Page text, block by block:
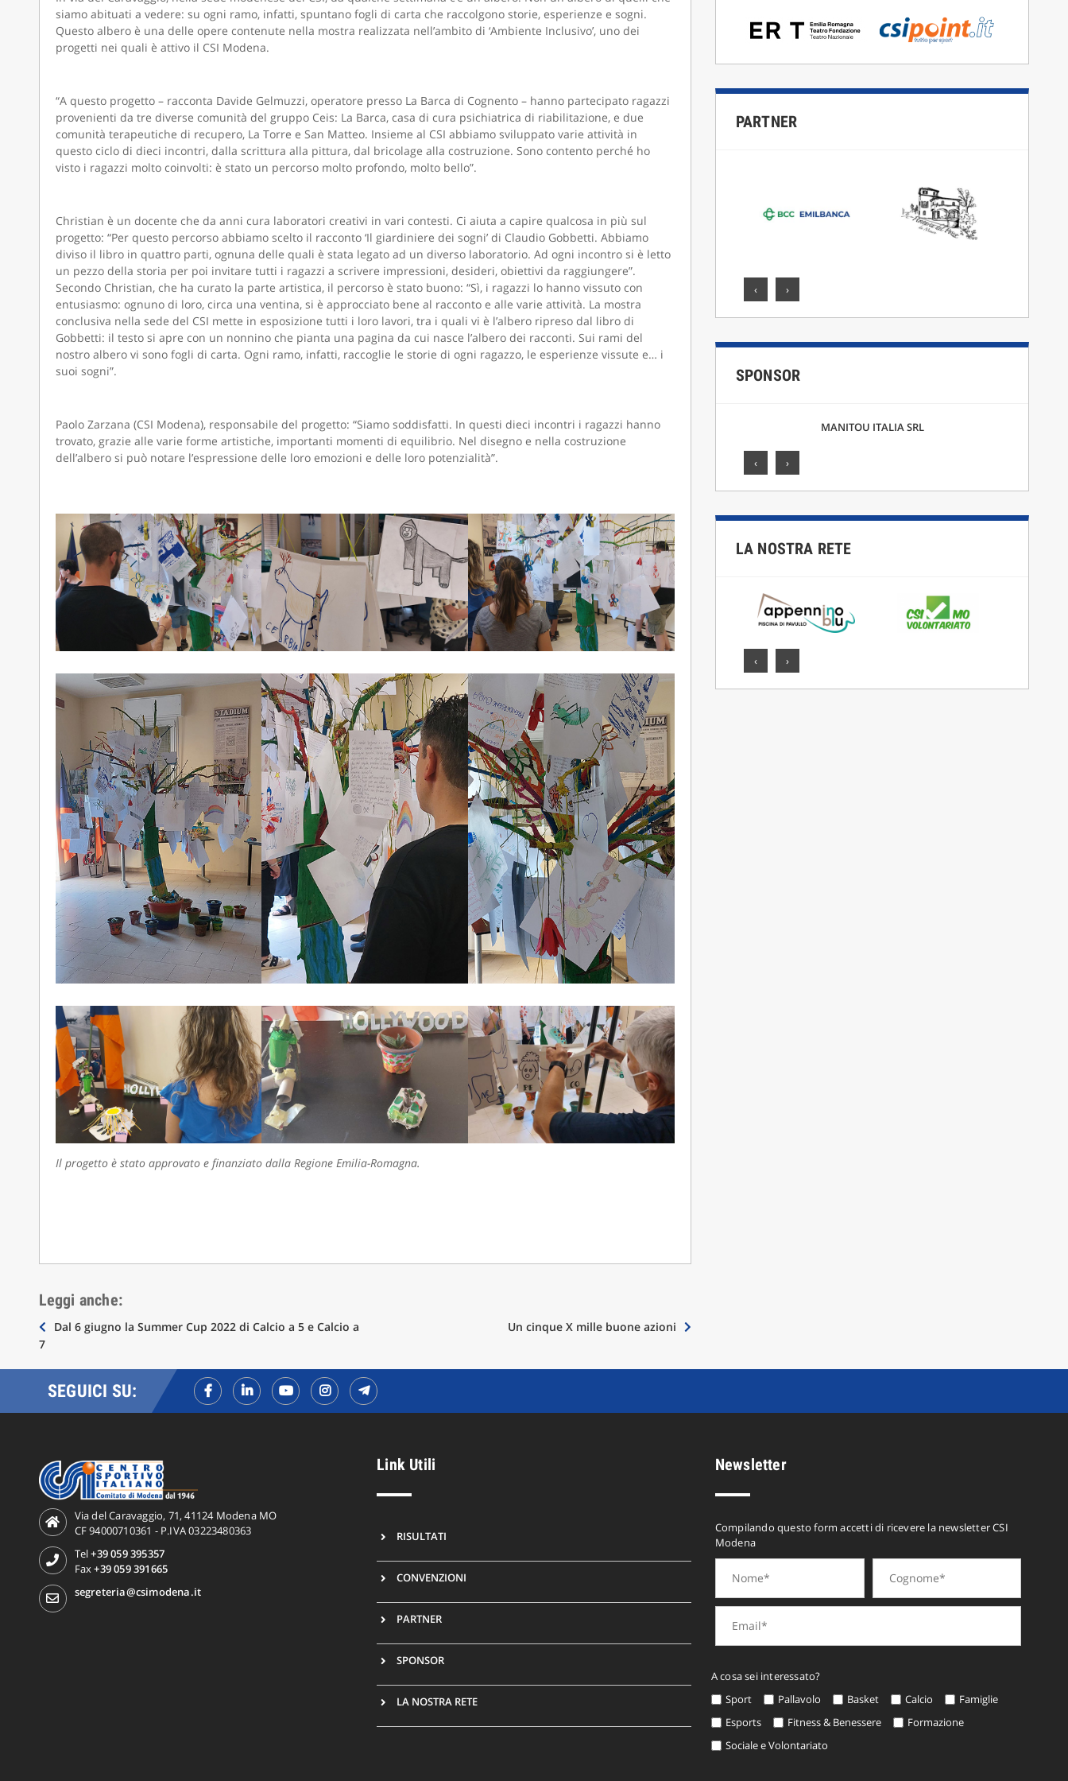
siamo abituati a vedere: su ogni ramo, infatti, spuntano fogli di carta che raccolgono storie, esperienze e sogni.
Questo albero è una delle opere contenute nella mostra realizzata nell’ambito di ‘Ambiente Inclusivo’, uno dei
progetti nei quali è attivo il CSI Modena.
“A questo progetto – racconta Davide Gelmuzzi, operatore presso La Barca di Cognento – hanno partecipato ragazzi
provenienti da tre diverse comunità del gruppo Ceis: La Barca, casa di cura psichiatrica di riabilitazione, e due
comunità terapeutiche di recupero, La Torre e San Matteo. Insieme al CSI abbiamo sviluppato varie attività in
questo ciclo di dieci incontri, dalla scrittura alla pittura, dal bricolage alla costruzione. Sono contento perché ho
visto i ragazzi molto coinvolti: è stato un percorso molto profondo, molto bello”.
Christian è un docente che da anni cura laboratori creativi in vari contesti. Ci aiuta a capire qualcosa in più sul
progetto: “Per questo percorso abbiamo scelto il racconto ‘Il giardiniere dei sogni’ di Claudio Gobbetti. Abbiamo
diviso il libro in quattro parti, ognuna delle quali è stata legato ad un diverso laboratorio. Ad ogni incontro si è letto
un pezzo della storia per poi invitare tutti i ragazzi a scrivere impressioni, desideri, obiettivi da raggiungere”.
Secondo Christian, che ha curato la parte artistica, il percorso è stato buono: “Sì, i ragazzi lo hanno vissuto con
entusiasmo: ognuno di loro, circa una ventina, si è approcciato bene al racconto e alle varie attività. La mostra
conclusiva nella sede del CSI mette in esposizione tutti i loro lavori, tra i quali vi è l’albero ripreso dal libro di
Gobbetti: il testo si apre con un nonnino che pianta una pagina da cui nasce l’albero dei racconti. Sui rami del
nostro albero vi sono fogli di carta. Ogni ramo, infatti, raccoglie le storie di ogni ragazzo, le esperienze vissute e… i
suoi sogni”.
Paolo Zarzana (CSI Modena), responsabile del progetto: “Siamo soddisfatti. In questi dieci incontri i ragazzi hanno
trovato, grazie alle varie forme artistiche, importanti momenti di equilibrio. Nel disegno e nella costruzione
dell’albero si può notare l’espressione delle loro emozioni e delle loro potenzialità”.
Il progetto è stato approvato e finanziato dalla Regione Emilia-Romagna.
Leggi anche:
Navigazione
articoli
Dal 6 giugno la Summer Cup 2022 di Calcio a 5 e Calcio a
7
Un cinque X mille buone azioni
PARTNER
‹ ›
SPONSOR
CAMOLA SNC MANITOU ITALIA SRL
‹ ›
LA NOSTRA RETE
‹ ›
SEGUICI SU:
Via del Caravaggio, 71, 41124 Modena MO
CF 94000710361 - P.IVA 03223480363
Tel+39 059 395357
Fax+39 059 391665
segreteria@csimodena.it
Link Utili
RISULTATI
CONVENZIONI
PARTNER
SPONSOR
LA NOSTRA RETE
Newsletter
Compilando questo form accetti di ricevere la newsletter CSI
Modena
A cosa sei interessato?
Sport
Pallavolo Basket Calcio
Famiglie
Esports
Fitness & Benessere
Formazione
Sociale e Volontariato